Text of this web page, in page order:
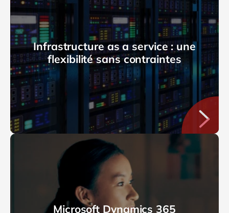
Infrastructure as a service : une
flexibilité sans contraintes
Microsoft Dynamics 365